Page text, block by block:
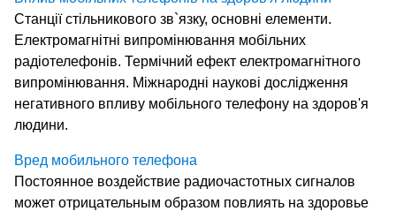
Станції стільникового зв`язку, основні елементи.
Електромагнітні випромінювання мобільних
радіотелефонів. Термічний ефект електромагнітного
випромінювання. Міжнародні наукові дослідження
негативного впливу мобільного телефону на здоров'я
людини.
Вред мобильного телефона
Постоянное воздействие радиочастотных сигналов
может отрицательным образом повлиять на здоровье